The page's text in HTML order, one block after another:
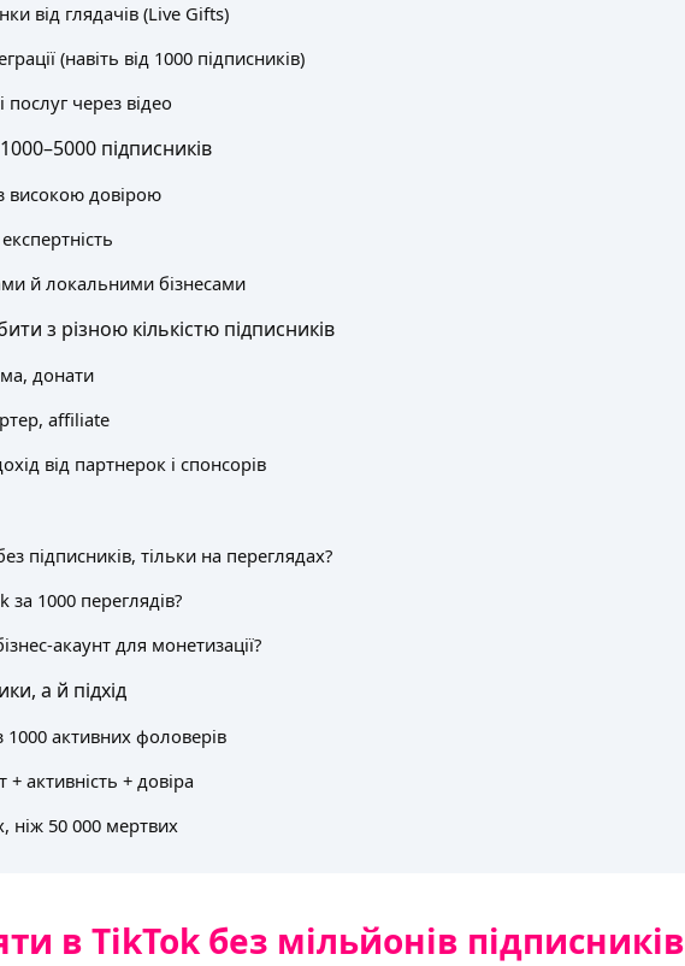
від глядачів (Live Gifts)
(навіть від 1000 підписників)
послуг через відео
підписників
високою довірою
й локальними бізнесами
з різною кількістю підписників
донати
affiliate
від партнерок і спонсорів
підписників, тільки на переглядах?
за 1000 переглядів?
акаунт для монетизації?
а й підхід
активних фоловерів
активність + довіра
ніж 50 000 мертвих
в TikTok без мільйонів підписників